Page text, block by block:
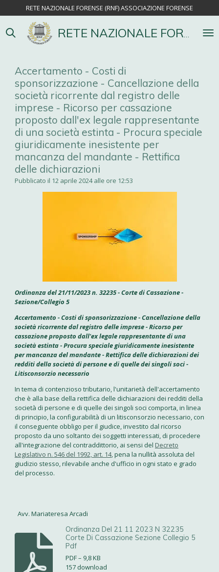
contenuto
principale
RETE NAZIONALE FORENSE
RETE NAZIONALE FORENSE (RNF) ASSOCIAZIONE FORENSE
Accertamento - Costi di
sponsorizzazione - Cancellazione della
società ricorrente dal registro delle
imprese - Ricorso per cassazione
proposto dall'ex legale rappresentante
di una società estinta - Procura speciale
giuridicamente inesistente per
mancanza del mandante - Rettifica
delle dichiarazioni
Pubblicato il 12 aprile 2024 alle ore 12:53
Ordinanza del 21/11/2023 n. 32235 - Corte di Cassazione -
Sezione/Collegio 5
Accertamento - Costi di sponsorizzazione - Cancellazione della
società ricorrente dal registro delle imprese - Ricorso per
cassazione proposto dall'ex legale rappresentante di una
società estinta - Procura speciale giuridicamente inesistente
per mancanza del mandante - Rettifica delle dichiarazioni dei
redditi della società di persone e di quelle dei singoli soci -
Litisconsorzio necessario
In tema di contenzioso tributario, l'unitarietà dell'accertamento
che è alla base della rettifica delle dichiarazioni dei redditi della
società di persone e di quelle dei singoli soci comporta, in linea
di principio, la configurabilità di un litisconsorzio necessario, con
il conseguente obbligo per il giudice, investito dal ricorso
proposto da uno soltanto dei soggetti interessati, di procedere
all'integrazione del contraddittorio, ai sensi del Decreto
Legislativo n. 546 del 1992, art. 14, pena la nullità assoluta del
giudizio stesso, rilevabile anche d'ufficio in ogni stato e grado
del processo.
Avv. Mariateresa Arcadi
Ordinanza Del 21 11 2023 N 32235
Corte Di Cassazione Sezione Collegio 5
Pdf
PDF – 9,8 KB
157 download